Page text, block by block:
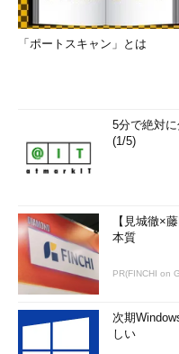
「ポートスキャン」とは
5分で絶対に
(1/5)
【見城徹×
本質
PR(FINCHI on
次期
しい